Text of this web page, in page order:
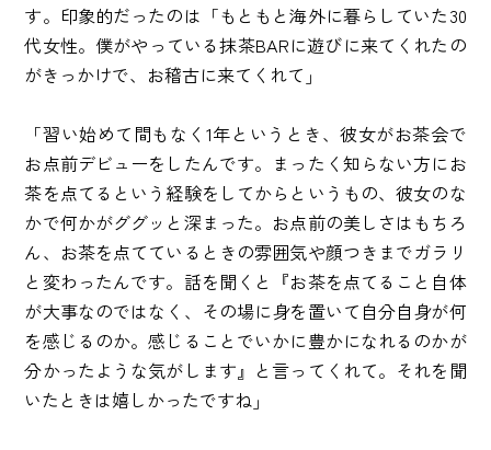
す。印象的だったのは「もともと海外に暮らしていた30
代女性。僕がやっている抹茶BARに遊びに来てくれたの
がきっかけで、お稽古に来てくれて」
「習い始めて間もなく1年というとき、彼女がお茶会で
お点前デビューをしたんです。まったく知らない方にお
茶を点てるという経験をしてからというもの、彼女のな
かで何かがググッと深まった。お点前の美しさはもちろ
ん、お茶を点てているときの雰囲気や顔つきまでガラリ
と変わったんです。話を聞くと『お茶を点てること自体
が大事なのではなく、その場に身を置いて自分自身が何
を感じるのか。感じることでいかに豊かになれるのかが
分かったような気がします』と言ってくれて。それを聞
いたときは嬉しかったですね」